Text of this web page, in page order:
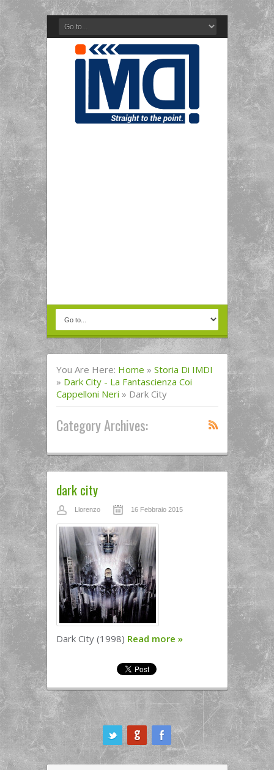
You Are Here: Home » Storia Di IMDI
» Dark City - La Fantascienza Coi
Cappelloni Neri » Dark City
Category Archives:
dark city
Llorenzo 16 Febbraio 2015
Dark City (1998) Read more »